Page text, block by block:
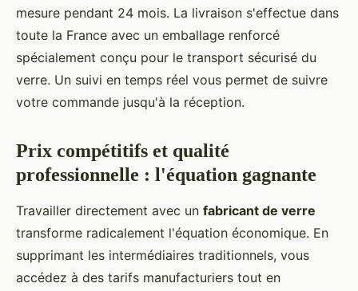
mesure pendant 24 mois. La livraison s'effectue dans
toute la France avec un emballage renforcé
spécialement conçu pour le transport sécurisé du
verre. Un suivi en temps réel vous permet de suivre
votre commande jusqu'à la réception.
Prix compétitifs et qualité
professionnelle : l'équation gagnante
Travailler directement avec un fabricant de verre
transforme radicalement l'équation économique. En
supprimant les intermédiaires traditionnels, vous
accédez à des tarifs manufacturiers tout en